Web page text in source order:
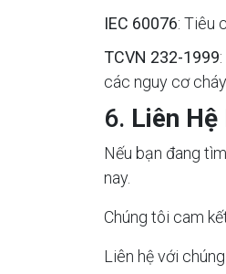
IEC 60076: Tiêu
TCVN 232-1999
các nguy cơ
6. Liên
Nếu bạn đang
nay.
Chúng tôi cam
Liên hệ với